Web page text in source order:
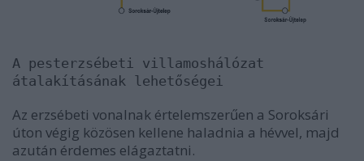
A pesterzsébeti villamoshálózat
átalakításának lehetőségei
Az erzsébeti vonalnak értelemszerűen a Soroksári
úton végig közösen kellene haladnia a hévvel, majd
azután érdemes elágaztatni.